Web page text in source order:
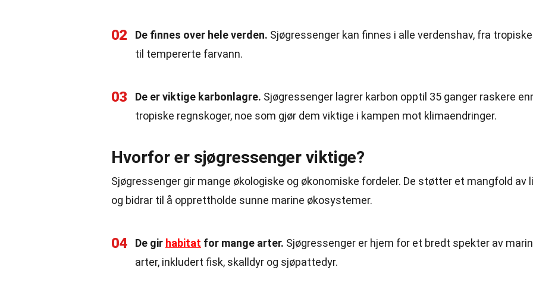
02 De finnes over hele verden. Sjøgressenger kan finnes i alle verdenshav, fra tropiske
til tempererte farvann.
03 De er viktige karbonlagre. Sjøgressenger lagrer karbon opptil 35 ganger raskere
tropiske regnskoger, noe som gjør dem viktige i kampen mot klimaendringer.
Hvorfor er sjøgressenger viktige?
Sjøgressenger gir mange økologiske og økonomiske fordeler. De støtter et mangfold av
og bidrar til å opprettholde sunne marine økosystemer.
04 De gir habitat for mange arter. Sjøgressenger er hjem for et bredt spekter av
arter, inkludert fisk, skalldyr og sjøpattedyr.